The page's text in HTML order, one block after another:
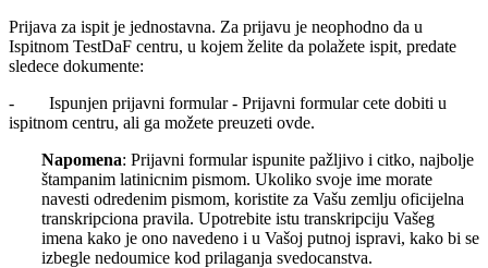
Prijava za ispit je jednostavna. Za prijavu je neophodno da u
Ispitnom TestDaF centru, u kojem želite da polažete ispit, predate
sledece dokumente:
- Ispunjen prijavni formular - Prijavni formular cete dobiti u
ispitnom centru, ali ga možete preuzeti ovde.
Napomena: Prijavni formular ispunite pažljivo i citko, najbolje
štampanim latinicnim pismom. Ukoliko svoje ime morate
navesti odredenim pismom, koristite za Vašu zemlju oficijelna
transkripciona pravila. Upotrebite istu transkripciju Vašeg
imena kako je ono navedeno i u Vašoj putnoj ispravi, kako bi se
izbegle nedoumice kod prilaganja svedocanstva.